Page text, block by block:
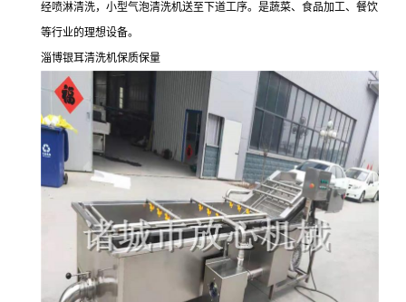
经喷淋清洗，小型气泡清洗机送至下道工序。是蔬菜、食品加工、餐饮
等行业的理想设备。
淄博银耳清洗机保质保量